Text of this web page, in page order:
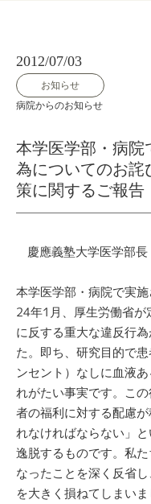
2012/07/03
お知らせ
病院からのお知らせ
本学医学部・病
為についてのお詫
策に関するご報告
慶應義塾大学医学
本学医学部・病院で実
24年1月、厚生労働省が
に反する重大な違反行
た。即ち、研究目的で
ンセント）なしに血液
れがたい事実です。こ
者の福利に対する配慮
れなければならない」
逸脱するものです。私
なったことを深く反省
を大きく損ねてしまい